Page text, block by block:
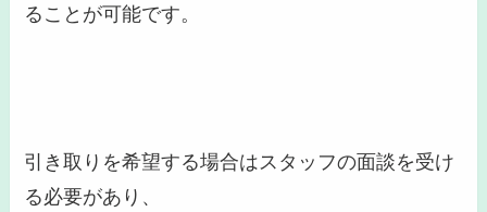
ることが可能です。
引き取りを希望する場合はスタッフの面談を受け
る必要があり、